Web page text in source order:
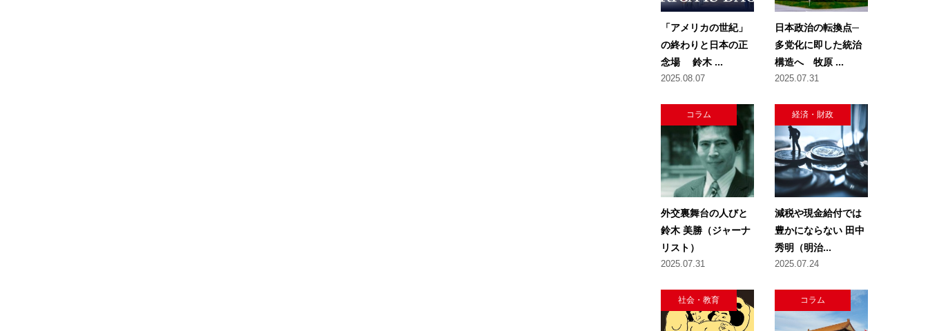
「アメリカの世紀」
の終わりと日本の正
念場 鈴木 ...
2025.08.07
日本政治の転換点─
多党化に即した統治
構造へ 牧原 ...
2025.07.31
コラム
外交裏舞台の人びと
鈴木 美勝（ジャーナ
リスト）
2025.07.31
経済・財政
減税や現金給付では
豊かにならない 田中
秀明（明治...
2025.07.24
社会・教育 コラム